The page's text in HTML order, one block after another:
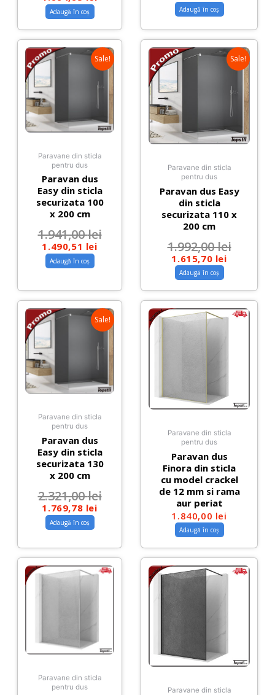
Adaugă în coș Adaugă în coș
Sale!
Paravane din sticla
pentru dus
Paravan dus
Easy din sticla
securizata 100
x 200 cm
1.941,00lei
1.490,51 lei
Adaugă în coș
Sale!
Paravane din sticla
pentru dus
Paravan dus Easy
din sticla
securizata 110 x
200 cm
1.992,00lei
1.615,70 lei
Adaugă în coș
Sale!
Paravane din sticla
pentru dus
Paravan dus
Easy din sticla
securizata 130
x 200 cm
2.321,00lei
1.769,78 lei
Adaugă în coș
Paravane din sticla
pentru dus
Paravan dus
Finora din sticla
cu model crackel
de 12 mm si rama
aur periat
1.840,00 lei
Adaugă în coș
Paravane din sticla
pentru dus
Paravane din sticla